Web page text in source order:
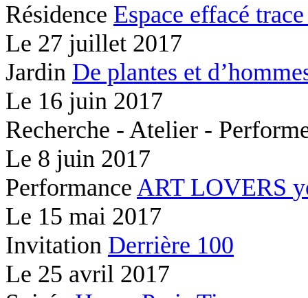
Résidence Espace effacé
Le 27 juillet 2017
Jardin De plantes et
Le 16 juin 2017
Recherche - Atelier -
Le 8 juin 2017
Performance ART LOVERS
Le 15 mai 2017
Invitation Derrière 100
Le 25 avril 2017